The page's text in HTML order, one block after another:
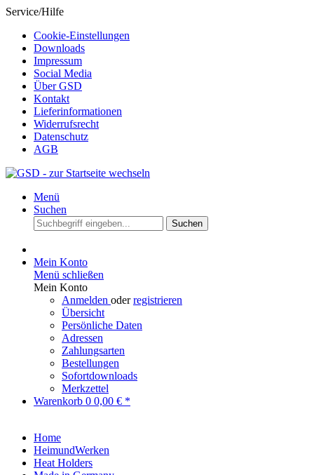
Service/Hilfe
Cookie-Einstellungen
Downloads
Impressum
Social Media
Über GSD
Kontakt
Lieferinformationen
Widerrufsrecht
Datenschutz
AGB
Menü
Suchen
Suchen
Mein Konto
Menü schließen
Mein Konto
Anmelden oderregistrieren
Übersicht
Persönliche Daten
Adressen
Zahlungsarten
Bestellungen
Sofortdownloads
Merkzettel
Warenkorb 0 0,00 € *
Home
HeimundWerken
Heat Holders